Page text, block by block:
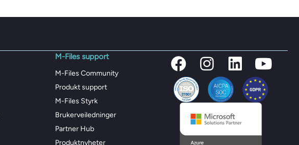
M-Files support
M-Files Community
Produkt support
M-Files Styrk
Brukerveiledninger
Partner Hub
Produktnyheter